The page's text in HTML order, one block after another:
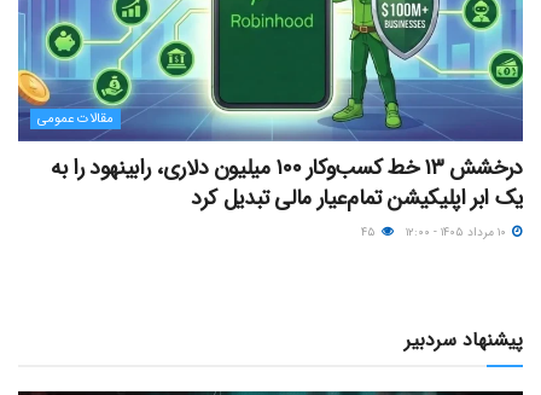
مقالات عمومی
درخشش ۱۳ خط کسب‌وکار ۱۰۰ میلیون دلاری، رابینهود را به
یک ابر اپلیکیشن تمام‌عیار مالی تبدیل کرد
پیشنهاد سردبیر